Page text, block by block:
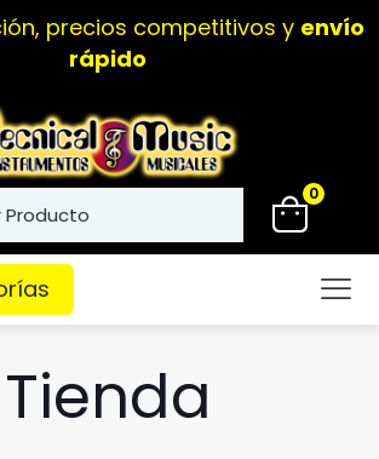
precios competitivos y envío
rápido
0
Tienda